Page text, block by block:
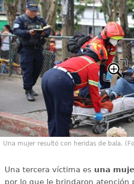
Una mujer resultó con heridas de bala.
Una tercera víctima es una
por lo que le brindaron atención